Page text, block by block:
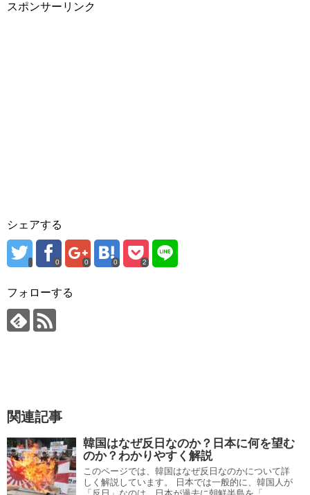
スポンサーリンク
シェアする
0 0 0 2
フォローする
関連記事
韓国はなぜ反日なのか？日本に何を望む
のか？わかりやすく解説
このページでは、韓国はなぜ反日なのかについて詳
しく解説しています。 日本では一般的に、韓国人が